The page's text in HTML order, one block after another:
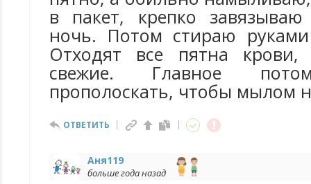
в пакет, крепко
ночь. Потом стираю
Отходят все пятна
свежие. Главное
прополоскать, чтобы мылом
ОТВЕТИТЬ
Аня119
больше года назад